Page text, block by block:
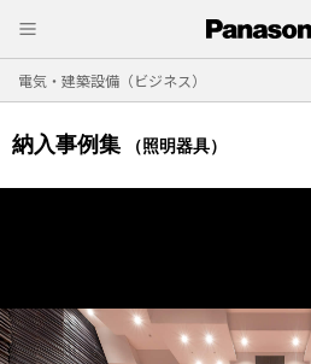
電気・建築設備（ビジネス）
納入事例集 （照明器具）